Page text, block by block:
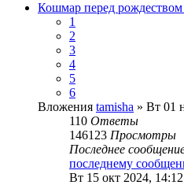
Кошмар перед
1
2
3
4
5
6
Вложения tamisha » Вт 01
110 Ответы
146123 Просмотры
Последнее
последнему
Вт 15 окт 2024, 14:12